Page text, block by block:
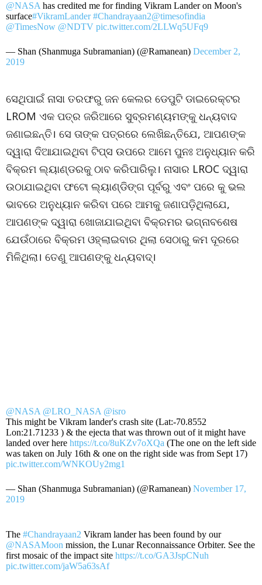
@NASA has credited me for finding Vikram Lander on Moon's
surface#VikramLander #Chandrayaan2@timesofindia
@TimesNow @NDTV pic.twitter.com/2LLWq5UFq9
— Shan (Shanmuga Subramanian) (@Ramanean) December 2,
2019
ସେଥିପାଇଁ ନାସା ତରଫରୁ ଜନ କେଲର ଡେପୁଟି ଡାଇରେକ୍ଟର
LROM ଏକ ପତ୍ର ଜରିଆରେ ସୁବ୍ରମଣ୍ୟମଙ୍କୁ ଧନ୍ୟବାଦ
ଜଣାଇଛନ୍ତି। ସେ ତାଙ୍କ ପତ୍ରରେ ଲେଖିଛନ୍ତିଯେ, ଆପଣଙ୍କ
ଦ୍ୱାରା ଦିଆଯାଇଥିବା ଟିପ୍ସ ଉପରେ ଆମେ ପୁନଃ ଅନୁଧ୍ୟାନ କରି
ବିକ୍ରମ ଲ୍ୟାଣ୍ଡରକୁ ଠାବ କରିପାରିଲୁ। ନାସାର LROC ଦ୍ୱାରା
ଉଠାଯାଇଥିବା ଫଟୋ ଲ୍ୟାଣ୍ଡିଙ୍ଗ ପୂର୍ବରୁ ଏବଂ ପରେ କୁ ଭଲ
ଭାବରେ ଅନୁଧ୍ୟାନ କରିବା ପରେ ଆମକୁ ଜଣାପଡ଼ିଥିଲାଯେ,
ଆପଣଙ୍କ ଦ୍ୱାରା ଖୋଜାଯାଇଥିବା ବିକ୍ରମର ଭଗ୍ନାବଶେଷ
ଯେଉଁଠାରେ ବିକ୍ରମ ଓହ୍ଲାଇବାର ଥିଲା ସେଠାରୁ କମ ଦୂରରେ
ମିଳିଥିଲା। ତେଣୁ ଆପଣଙ୍କୁ ଧନ୍ୟବାଦ୍।
@NASA @LRO_NASA @isro
This might be Vikram lander's crash site (Lat:-70.8552
Lon:21.71233 ) & the ejecta that was thrown out of it might have
landed over here https://t.co/8uKZv7oXQa (The one on the left side
was taken on July 16th & one on the right side was from Sept 17)
pic.twitter.com/WNKOUy2mg1
— Shan (Shanmuga Subramanian) (@Ramanean) November 17,
2019
The #Chandrayaan2 Vikram lander has been found by our
@NASAMoon mission, the Lunar Reconnaissance Orbiter. See the
first mosaic of the impact site https://t.co/GA3JspCNuh
pic.twitter.com/jaW5a63sAf